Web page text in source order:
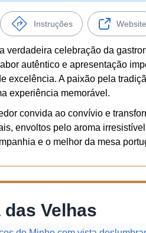
Instruções Website
verdadeira celebração da
autêntico e apresentação
excelência. A paixão pela
experiência memorável.
convida ao convívio e
envoltos pelo aroma
e o melhor da mesa
das Velhas